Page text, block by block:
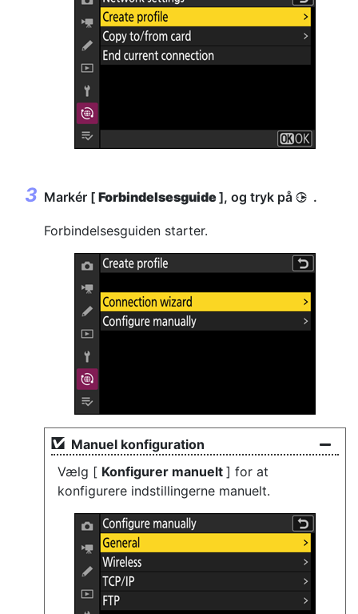
Markér [ Forbindelsesguide], og tryk på 2 .
Forbindelsesguiden starter.
Manuel konfiguration
Vælg [ Konfigurer manuelt ] for at
konfigurere indstillingerne manuelt.